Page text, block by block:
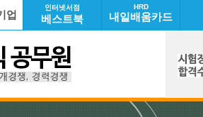
업
인터넷서점
베스트북
HRD
내일배움카드